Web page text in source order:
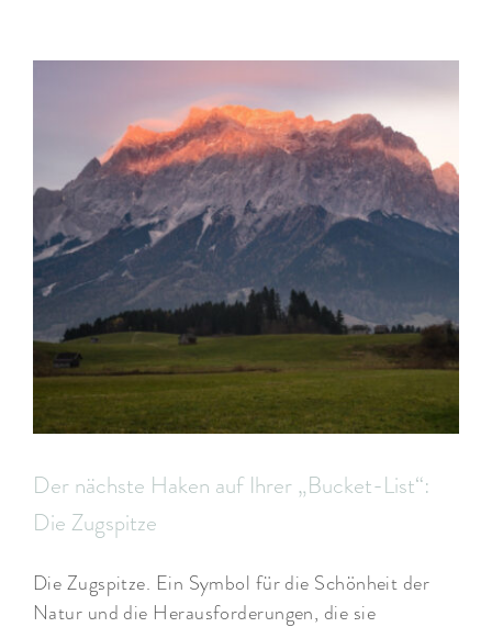
Der nächste Haken auf Ihrer „Bucket-List“:
Die Zugspitze
Die Zugspitze. Ein Symbol für die Schönheit der
Natur und die Herausforderungen, die sie